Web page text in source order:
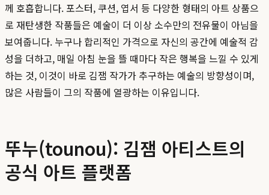
께 호흡합니다. 포스터, 쿠션, 엽서 등 다양한 형태의 아트 상품으
로 재탄생한 작품들은 예술이 더 이상 소수만의 전유물이 아님을
보여줍니다. 누구나 합리적인 가격으로 자신의 공간에 예술적 감
성을 더하고, 매일 아침 눈을 뜰 때마다 작은 행복을 느낄 수 있게
하는 것, 이것이 바로 김잼 작가가 추구하는 예술의 방향성이며,
많은 사람들이 그의 작품에 열광하는 이유입니다.
뚜누(tounou): 김잼 아티스트의
공식 아트 플랫폼